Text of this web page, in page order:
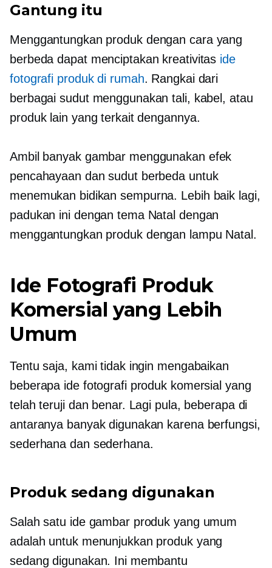
Gantung itu
Menggantungkan produk dengan cara yang
berbeda dapat menciptakan kreativitas ide
fotografi produk di rumah. Rangkai dari
berbagai sudut menggunakan tali, kabel, atau
produk lain yang terkait dengannya.
Ambil banyak gambar menggunakan efek
pencahayaan dan sudut berbeda untuk
menemukan bidikan sempurna. Lebih baik lagi,
padukan ini dengan tema Natal dengan
menggantungkan produk dengan lampu Natal.
Ide Fotografi Produk
Komersial yang Lebih
Umum
Tentu saja, kami tidak ingin mengabaikan
beberapa ide fotografi produk komersial yang
telah teruji dan benar. Lagi pula, beberapa di
antaranya banyak digunakan karena berfungsi,
sederhana dan sederhana.
Produk sedang digunakan
Salah satu ide gambar produk yang umum
adalah untuk menunjukkan produk yang
sedang digunakan. Ini membantu